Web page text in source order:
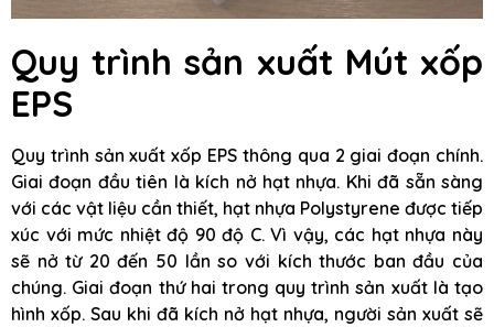
Quy trình sản xuất Mút xốp
EPS
Quy trình sản xuất xốp EPS thông qua 2 giai đoạn chính.
Giai đoạn đầu tiên là kích nở hạt nhựa. Khi đã sẵn sàng
với các vật liệu cần thiết, hạt nhựa Polystyrene được tiếp
xúc với mức nhiệt độ 90 độ C. Vì vậy, các hạt nhựa này
sẽ nở từ 20 đến 50 lần so với kích thước ban đầu của
chúng. Giai đoạn thứ hai trong quy trình sản xuất là tạo
hình xốp. Sau khi đã kích nở hạt nhựa, người sản xuất sẽ